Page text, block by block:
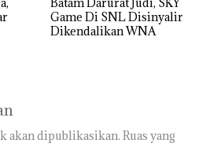
Batam Darurat Judi, SKY
Game Di SNL Disinyalir
Dikendalikan WNA
akan dipublikasikan. Ruas yang